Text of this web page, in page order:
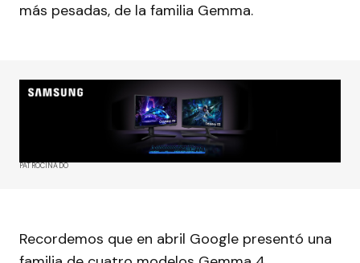
más pesadas, de la familia Gemma.
PATROCINADO
Recordemos que en abril Google presentó una